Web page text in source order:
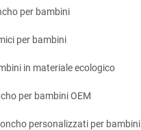
per bambini
per bambini
in materiale ecologico
per bambini OEM
personalizzati per bambini